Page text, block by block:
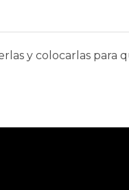
y colocarlas para